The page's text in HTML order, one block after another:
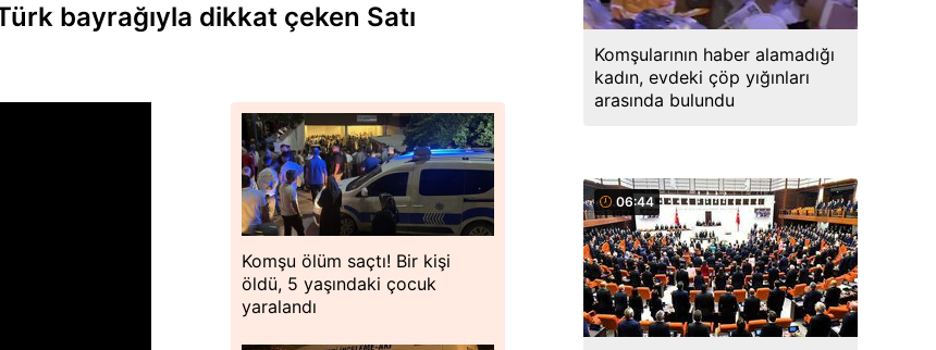
bayrağıyla dikkat çeken Satı
Komşu ölüm saçtı! Bir kişi
öldü, 5 yaşındaki çocuk
yaralandı
Komşularının haber alamadığı
kadın, evdeki çöp yığınları
arasında bulundu
06:44